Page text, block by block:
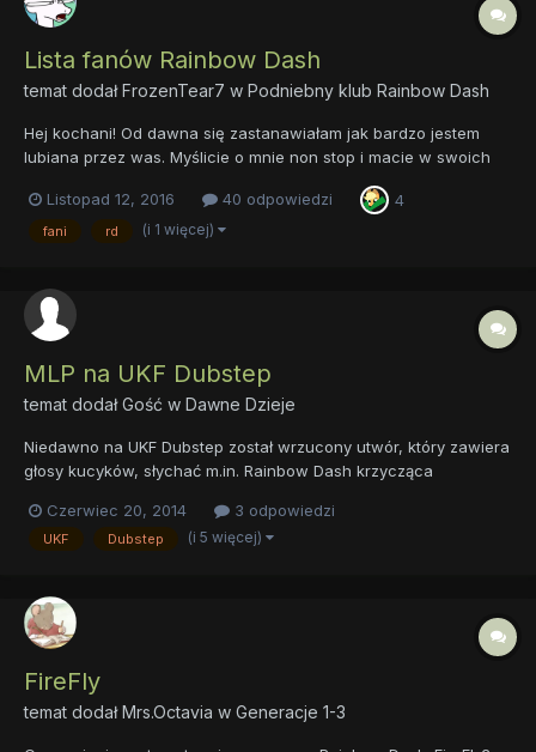
Lista fanów Rainbow Dash
temat dodałFrozenTear7 w Podniebny klub Rainbow Dash
Hej kochani! Od dawna się zastanawiałam jak bardzo jestem
lubiana przez was. Myślicie o mnie non stop i macie w swoich
Zapraszam chętnych do zgłaszania się na superwspaniałą listę
naszej Fajnej Klaczy: 1. FrozenTear7 2...
Listopad 12, 2016 40 odpowiedzi 4
fani rd (i 1 więcej)
MLP na UKF Dubstep
temat dodał Gość w Dawne Dzieje
Niedawno na UKF Dubstep został wrzucony utwór, który zawiera
głosy kucyków, słychać m.in. Rainbow Dash krzycząca
Czerwiec 20, 2014
3 odpowiedzi
UKF Dubstep (i 5 więcej)
FireFly
temat dodałMrs.Octavia w Generacje 1-3